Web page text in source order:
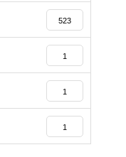
523
1
1
1